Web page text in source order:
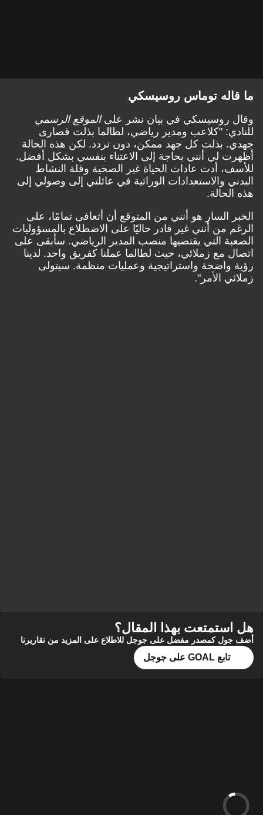
ما قاله توماس روسيسكي
وقال روسيسكي في بيان نشر علىالموقع الرسمي
للنادي: "كلاعب ومدير رياضي، لطالما بذلت قصارى
جهدي. بذلت كل جهد ممكن، دون تردد. لكن هذه الحالة
أظهرت لي أنني بحاجة إلى الاعتناء بنفسي بشكل أفضل.
للأسف، أدت عادات الحياة غير الصحية وقلة النشاط
البدني والاستعدادات الوراثية في عائلتي إلى وصولي إلى
هذه الحالة.
الخبر السار هو أنني من المتوقع أن أتعافى تمامًا، على
الرغم من أنني غير قادر حاليًا على الاضطلاع بالمسؤوليات
الصعبة التي يقتضيها منصب المدير الرياضي. سأبقى على
اتصال مع زملائي، حيث لطالما عملنا كفريق واحد. لدينا
رؤية واضحة واستراتيجية وعمليات منظمة. سيتولى
زملائي الأمر".
هل استمتعت بهذا المقال؟
أضف جول كمصدر مفضل على جوجل للاطلاع على المزيد من تقاريرنا
تابع GOAL على جوجل